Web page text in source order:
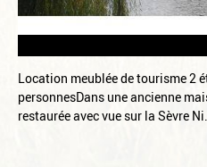
Location meublée de tourisme 2
personnesDans une ancienne
restaurée avec vue sur la Sèvre